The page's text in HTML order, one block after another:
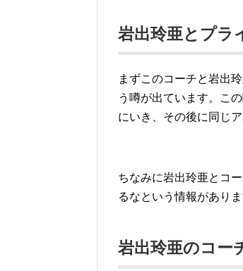
岩出玲亜とプラ
まずこのコーチと岩出
う噂が出ています。こ
にいき、その後に同じ
ちなみに岩出玲亜とコ
るなという情報がありま
岩出玲亜のコー